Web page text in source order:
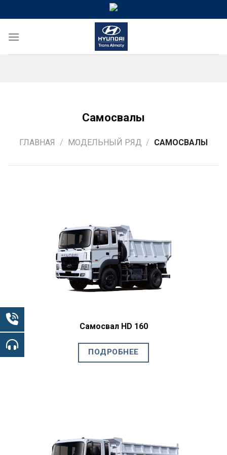
to
content
Самосвалы
ГЛАВНАЯ / МОДЕЛЬНЫЙ РЯД / САМОСВАЛЫ
Самосвал HD 160
ПОДРОБНЕЕ